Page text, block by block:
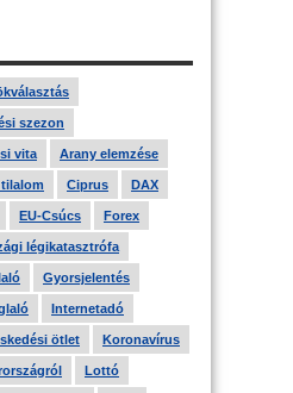
szezon
vita Arany elemzése
Ciprus DAX
EU-Csúcs Forex
légikatasztrófa
Gyorsjelentés
Internetadó
ötlet Koronavírus
Lottó